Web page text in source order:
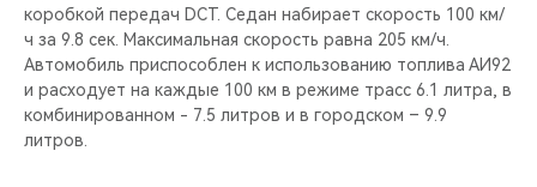
коробкой передач DCT. Седан набирает скорость 100 км/
ч за 9.8 сек. Максимальная скорость равна 205 км/ч.
Автомобиль приспособлен к использованию топлива АИ92
и расходует на каждые 100 км в режиме трасс 6.1 литра, в
комбинированном - 7.5 литров и в городском – 9.9
литров.